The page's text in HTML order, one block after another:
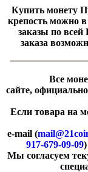
Купить монету
крепость можно
заказы по
заказа
Все
сайте,
Если товара на
e-mail (
917-679-09-09
​Мы согласуем